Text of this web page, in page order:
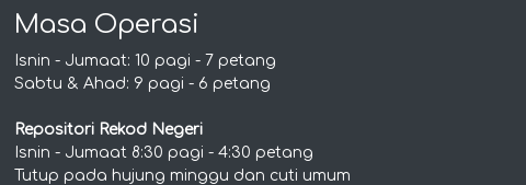
Masa Operasi
Isnin - Jumaat: 10 pagi - 7 petang
Sabtu & Ahad: 9 pagi - 6 petang
Repositori Rekod Negeri
Isnin - Jumaat 8:30 pagi - 4:30 petang
Tutup pada hujung minggu dan cuti umum